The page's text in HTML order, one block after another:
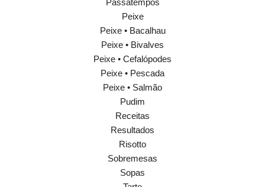
Passatempos
Peixe
Peixe • Bacalhau
Peixe • Bivalves
Peixe • Cefalópodes
Peixe • Pescada
Peixe • Salmão
Pudim
Receitas
Resultados
Risotto
Sobremesas
Sopas